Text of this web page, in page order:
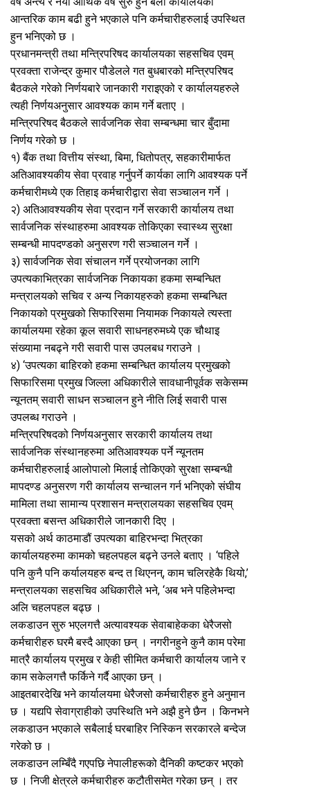
आन्तरिक काम बढी हुने भएकाले पनि कर्मचारीहरुलाई उपस्थित
हुन भनिएको छ ।
प्रधानमन्त्री तथा मन्त्रिपरिषद कार्यालयका सहसचिव एवम्
प्रवक्ता राजेन्द्र कुमार पौडेलले गत बुधबारको मन्त्रिपरिषद
बैठकले गरेको निर्णयबारे जानकारी गराइएको र कार्यालयहरुले
त्यही निर्णयअनुसार आवश्यक काम गर्ने बताए ।
मन्त्रिपरिषद बैठकले सार्वजनिक सेवा सम्बन्धमा चार बुँदामा
निर्णय गरेको छ ।
१) बैंक तथा वित्तीय संस्था, बिमा, धितोपत्र, सहकारीमार्फत
अतिआवश्यकीय सेवा प्रवाह गर्नुपर्ने कार्यका लागि आवश्यक पर्ने
कर्मचारीमध्ये एक तिहाइ कर्मचारीद्वारा सेवा सञ्चालन गर्ने ।
२) अतिआवश्यकीय सेवा प्रदान गर्ने सरकारी कार्यालय तथा
सार्वजनिक संस्थाहरुमा आवश्यक तोकिएका स्वास्थ्य सुरक्षा
सम्बन्धी मापदण्डको अनुसरण गरी सञ्चालन गर्ने ।
३) सार्वजनिक सेवा संचालन गर्ने प्रयोजनका लागि
उपत्यकाभित्रका सार्वजनिक निकायका हकमा सम्बन्धित
मन्त्रालयको सचिव र अन्य निकायहरुको हकमा सम्बन्धित
निकायको प्रमुखको सिफारिसमा नियामक निकायले त्यस्ता
कार्यालयमा रहेका कूल सवारी साधनहरुमध्ये एक चौथाइ
संख्यामा नबढ्ने गरी सवारी पास उपलबध गराउने ।
४) ‘उपत्यका बाहिरको हकमा सम्बन्धित कार्यालय प्रमुखको
सिफारिसमा प्रमुख जिल्ला अधिकारीले सावधानीपूर्वक सकेसम्म
न्यूनतम् सवारी साधन सञ्चालन हुने नीति लिई सवारी पास
उपलब्ध गराउने ।
मन्त्रिपरिषदको निर्णयअनुसार सरकारी कार्यालय तथा
सार्वजनिक संस्थानहरुमा अतिआवश्यक पर्ने न्यूनतम
कर्मचारीहरुलाई आलोपालो मिलाई तोकिएको सुरक्षा सम्बन्धी
मापदण्ड अनुसरण गरी कार्यालय सन्चालन गर्न भनिएको संघीय
मामिला तथा सामान्य प्रशासन मन्त्रालयका सहसचिव एवम्
प्रवक्ता बसन्त अधिकारीले जानकारी दिए ।
यसको अर्थ काठमाडौं उपत्यका बाहिरभन्दा भित्रका
कार्यालयहरुमा कामको चहलपहल बढ्ने उनले बताए । ‘पहिले
पनि कुनै पनि कर्यालयहरु बन्द त थिएनन्, काम चलिरहेकै थियो,’
मन्त्रालयका सहसचिव अधिकारीले भने, ‘अब भने पहिलेभन्दा
अलि चहलपहल बढ्छ ।
लकडाउन सुरु भएलगत्तै अत्यावश्यक सेवाबाहेकका धेरैजसो
कर्मचारीहरु घरमै बस्दै आएका छन् । नगरीनहुने कुनै काम परेमा
मात्रै कार्यालय प्रमुख र केही सीमित कर्मचारी कार्यालय जाने र
काम सकेलगत्तै फर्किने गर्दै आएका छन् ।
आइतबारदेखि भने कार्यालयमा धेरैजसो कर्मचारीहरु हुने अनुमान
छ । यद्यपि सेवाग्राहीको उपस्थिति भने अझै हुने छैन । किनभने
लकडाउन भएकाले सबैलाई घरबाहिर निस्किन सरकारले बन्देज
गरेको छ ।
लकडाउन लम्बिँदै गएपछि नेपालीहरूको दैनिकी कष्टकर भएको
छ । निजी क्षेत्रले कर्मचारीहरु कटौतीसमेत गरेका छन् । तर